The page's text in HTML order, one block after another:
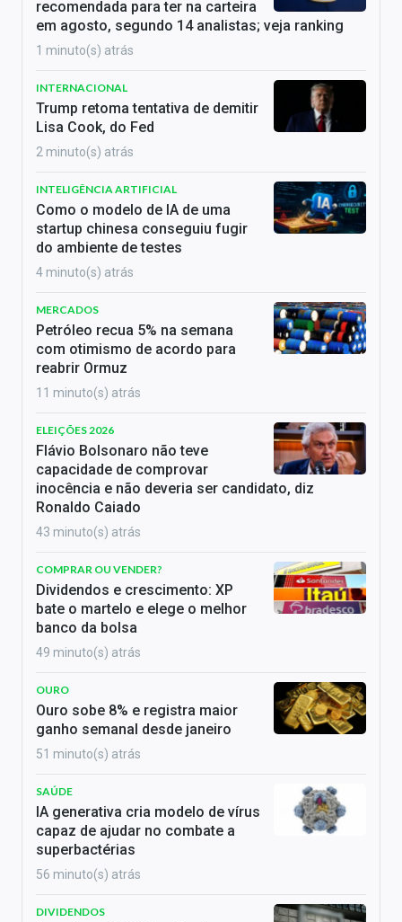
recomendada para ter na carteira
em agosto, segundo 14 analistas; veja ranking
1 minuto(s) atrás
INTERNACIONAL
Trump retoma tentativa de demitir
Lisa Cook, do Fed
2 minuto(s) atrás
INTELIGÊNCIA ARTIFICIAL
Como o modelo de IA de uma
startup chinesa conseguiu fugir
do ambiente de testes
4 minuto(s) atrás
MERCADOS
Petróleo recua 5% na semana
com otimismo de acordo para
reabrir Ormuz
11 minuto(s) atrás
ELEIÇÕES 2026
Flávio Bolsonaro não teve
capacidade de comprovar
inocência e não deveria ser candidato, diz
Ronaldo Caiado
43 minuto(s) atrás
COMPRAR OU VENDER?
Dividendos e crescimento: XP
bate o martelo e elege o melhor
banco da bolsa
49 minuto(s) atrás
OURO
Ouro sobe 8% e registra maior
ganho semanal desde janeiro
51 minuto(s) atrás
SAÚDE
IA generativa cria modelo de vírus
capaz de ajudar no combate a
superbactérias
56 minuto(s) atrás
DIVIDENDOS